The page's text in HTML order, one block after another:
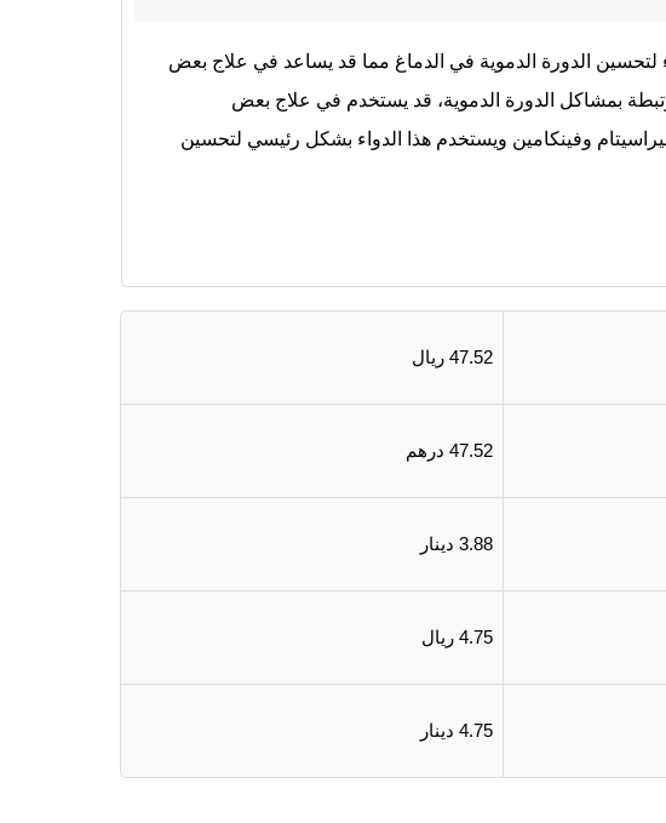
لتحسين الدورة الدموية في الدماغ مما قد يساعد في علاج بعض
بمشاكل الدورة الدموية، قد يستخدم في علاج بعض
وفينكامين ويستخدم هذا الدواء بشكل رئيسي لتحسين
47.52 ريال
47.52 درهم
3.88 دينار
4.75 ريال
4.75 دينار